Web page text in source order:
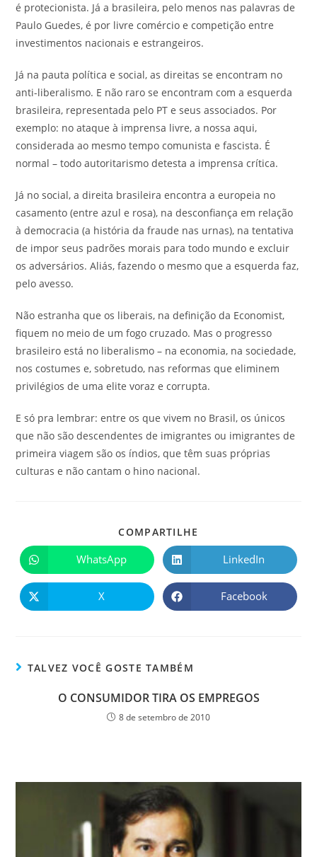
é protecionista. Já a brasileira, pelo menos nas palavras de
Paulo Guedes, é por livre comércio e competição entre
investimentos nacionais e estrangeiros.
Já na pauta política e social, as direitas se encontram no
anti-liberalismo. E não raro se encontram com a esquerda
brasileira, representada pelo PT e seus associados. Por
exemplo: no ataque à imprensa livre, a nossa aqui,
considerada ao mesmo tempo comunista e fascista. É
normal – todo autoritarismo detesta a imprensa crítica.
Já no social, a direita brasileira encontra a europeia no
casamento (entre azul e rosa), na desconfiança em relação
à democracia (a história da fraude nas urnas), na tentativa
de impor seus padrões morais para todo mundo e excluir
os adversários. Aliás, fazendo o mesmo que a esquerda faz,
pelo avesso.
Não estranha que os liberais, na definição da Economist,
fiquem no meio de um fogo cruzado. Mas o progresso
brasileiro está no liberalismo – na economia, na sociedade,
nos costumes e, sobretudo, nas reformas que eliminem
privilégios de uma elite voraz e corrupta.
E só pra lembrar: entre os que vivem no Brasil, os únicos
que não são descendentes de imigrantes ou imigrantes de
primeira viagem são os índios, que têm suas próprias
culturas e não cantam o hino nacional.
COMPARTILHE
WhatsApp LinkedIn
X Facebook
TALVEZ VOCÊ GOSTE TAMBÉM
O CONSUMIDOR TIRA OS EMPREGOS
8 de setembro de 2010